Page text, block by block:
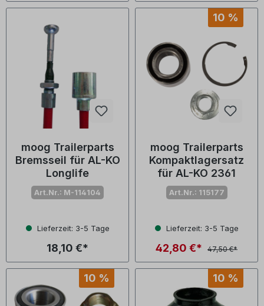
moog Trailerparts
Bremsseil für AL-KO
Longlife
Art.Nr.: M-114104
Lieferzeit: 3-5 Tage
18,10 €*
10 %
moog Trailerparts
Kompaktlagersatz
für AL-KO 2361
Art.Nr.: 115177
Lieferzeit: 3-5 Tage
42,80 €* 47,50 €*
10 % 10 %